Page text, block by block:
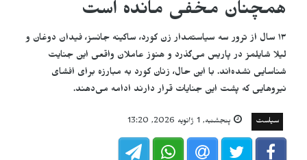
همچنان مخفی مانده است
۱۳ سال از ترور سه سیاستمدار زن کورد، ساکینه جانسز، فیدان دوغان و
لیلا شایلمز در پاریس می‌گذرد و هنوز عاملان واقعی این جنایت
شناسایی نشده‌اند. با این حال، زنان کورد به مبارزه برای افشای
نیروهایی که پشت این جنایات قرار دارند ادامه می‌دهند.
سیاست پنجشنبه, 1 ژانویه 2026, 13:20